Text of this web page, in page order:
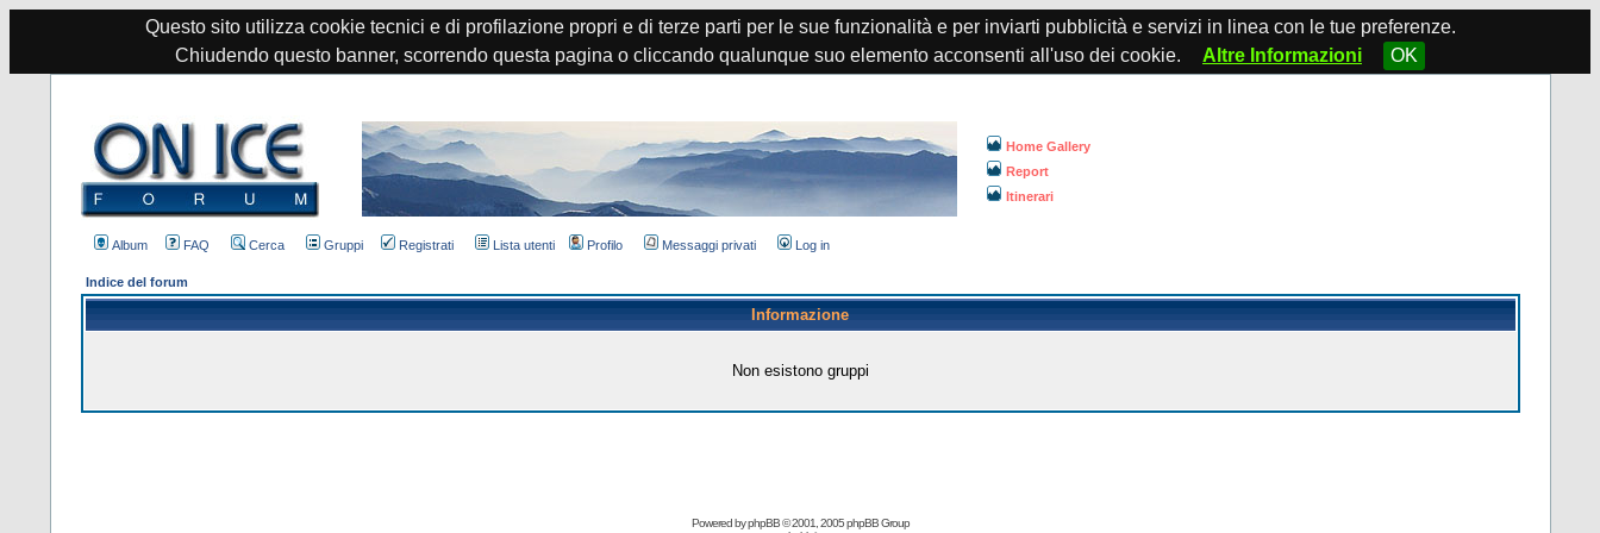
Questo sito utilizza cookie tecnici e di profilazione propri e di terze parti per le sue funzionalità e per inviarti pubblicità e servizi in linea con le tue preferenze.
Chiudendo questo banner, scorrendo questa pagina o cliccando qualunque suo elemento acconsenti all'uso dei cookie.
Altre Informazioni OK
Home Gallery
Report
Itinerari
Album FAQ Cerca Gruppi Registrati Lista utenti Profilo Messaggi privati Log in
Indice del forum
Informazione
Non esistono gruppi
Powered byphpBB© 2001, 2005 phpBB Group